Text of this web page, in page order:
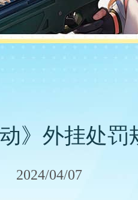
动》外挂处
2024/04/07